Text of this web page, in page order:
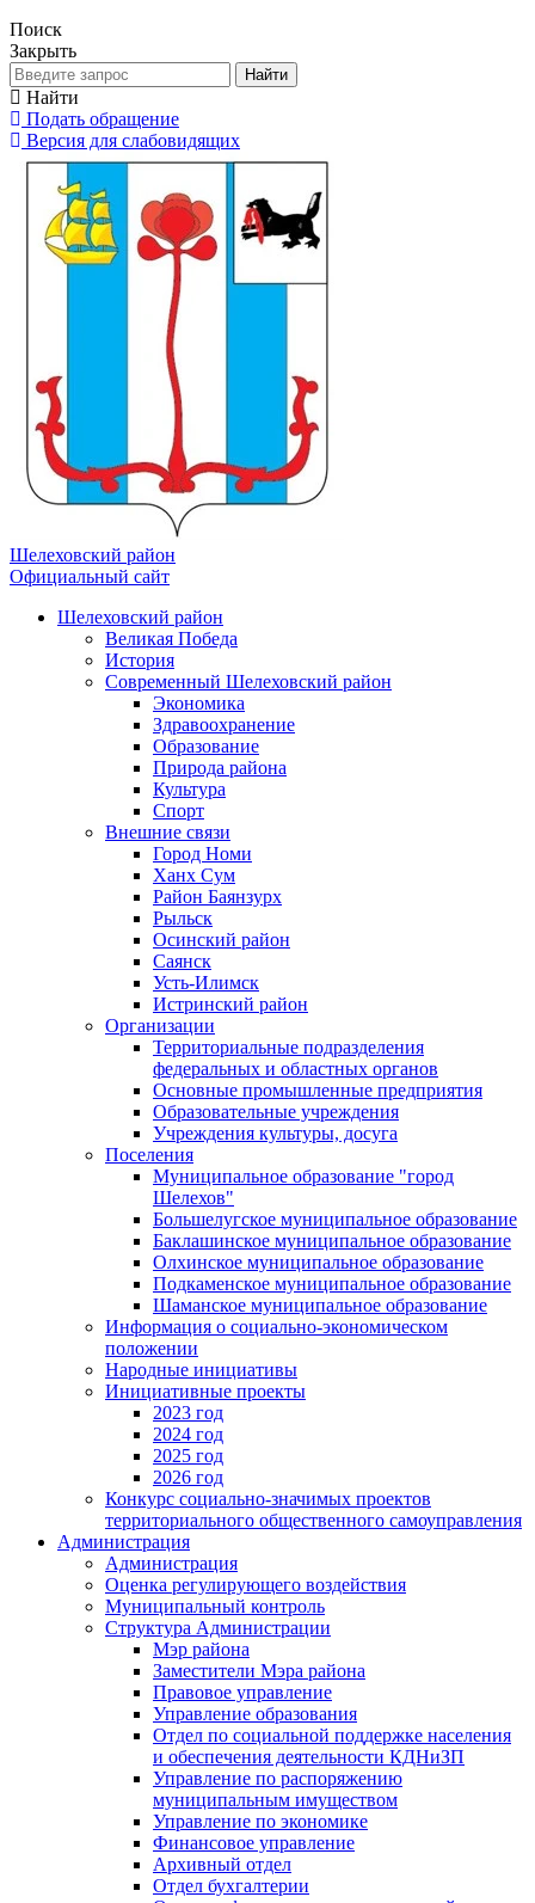
Поиск
Закрыть
Найти
Найти
Подать обращение
Версия для слабовидящих
Шелеховский район
Официальный сайт
Шелеховский район
Великая Победа
История
Современный Шелеховский район
Экономика
Здравоохранение
Образование
Природа района
Культура
Спорт
Внешние связи
Город Номи
Ханх Сум
Район Баянзурх
Рыльск
Осинский район
Саянск
Усть-Илимск
Истринский район
Организации
Территориальные подразделения
федеральных и областных органов
Основные промышленные предприятия
Образовательные учреждения
Учреждения культуры, досуга
Поселения
Муниципальное образование "город
Шелехов"
Большелугское муниципальное образование
Баклашинское муниципальное образование
Олхинское муниципальное образование
Подкаменское муниципальное образование
Шаманское муниципальное образование
Информация о социально-экономическом
положении
Народные инициативы
Инициативные проекты
2023 год
2024 год
2025 год
2026 год
Конкурс социально-значимых проектов
территориального общественного самоуправления
Администрация
Администрация
Оценка регулирующего воздействия
Муниципальный контроль
Структура Администрации
Мэр района
Заместители Мэра района
Правовое управление
Управление образования
Отдел по социальной поддержке населения
и обеспечения деятельности КДНиЗП
Управление по распоряжению
муниципальным имуществом
Управление по экономике
Финансовое управление
Архивный отдел
Отдел бухгалтерии